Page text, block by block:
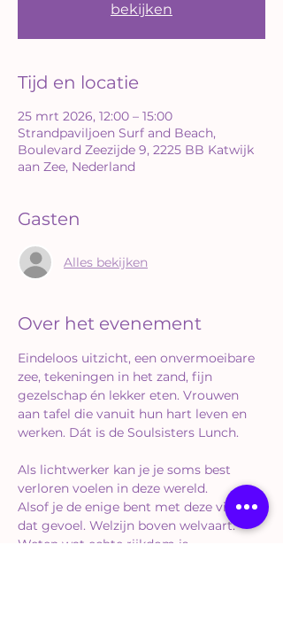
bekijken
Tijd en locatie
25 mrt 2026, 12:00 – 15:00
Strandpaviljoen Surf and Beach,
Boulevard Zeezijde 9, 2225 BB Katwijk
aan Zee, Nederland
Gasten
Alles bekijken
Over het evenement
Eindeloos uitzicht, een onvermoeibare
zee, tekeningen in het zand, fijn
gezelschap én lekker eten. Vrouwen
aan tafel die vanuit hun hart leven en
werken. Dát is de Soulsisters Lunch.
Als lichtwerker kan je je soms best
verloren voelen in deze wereld.
Alsof je de enige bent met deze visie en
dat gevoel. Welzijn boven welvaart.
Weten wat echte rijkdom is.